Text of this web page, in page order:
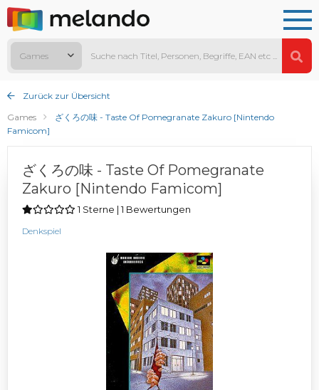
Games
Zurück zur Übersicht
Games
ざくろの味 - Taste Of Pomegranate Zakuro [Nintendo
Famicom]
ざくろの味 - Taste Of Pomegranate
Zakuro [Nintendo Famicom]
1 Sterne | 1 Bewertungen
Denkspiel